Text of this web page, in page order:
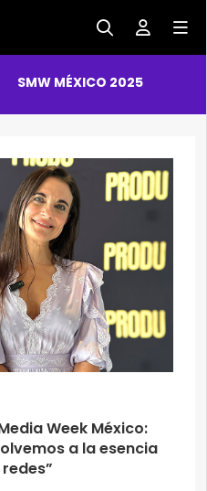
SMW MÉXICO 2025
Week México:
a la esencia